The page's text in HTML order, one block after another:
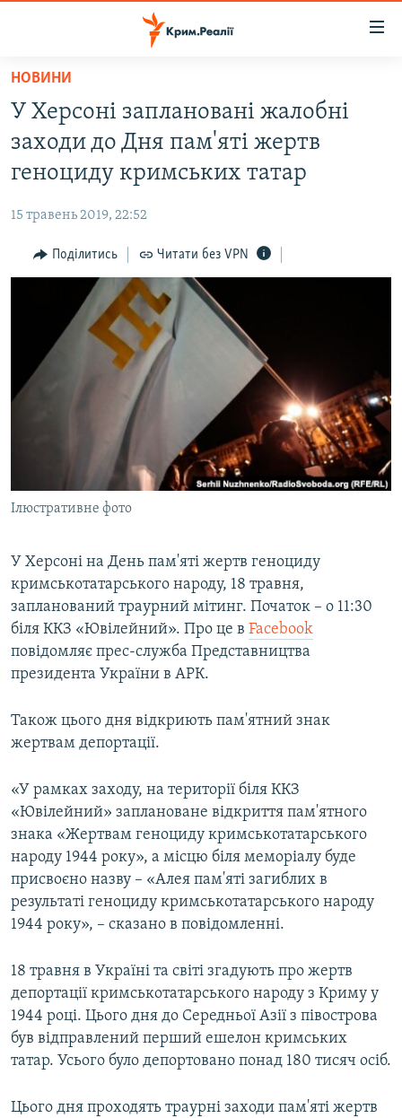
Перейти
основного
матеріалу
до
основної
навігації
Перейти
до
ВОДА.КРИМ
БЛОГИ
ПОГЛЯД
ВСЕ ЗА ДЕНЬ
СПЕЦПРОЕКТИ
ВІДЕОУРОКИ «ELIFBE»
СВІДЧЕННЯ ОКУПАЦІЇ
УКРАЇНСЬКА ПРОБЛЕМА КРИМУ
ІНФОГРАФІКА
ЯК ОБІЙТИ БЛОКУВАННЯ
ДОЛУЧАЙСЯ!
Усі сайти RFE/RL
НОВИНИ
У Херсоні заплановані жалобні
заходи до Дня пам'яті жертв
геноциду кримських татар
15 травень 2019, 22:52
Поділитись Читати без VPN
Ілюстративне фото
У Херсоні на День пам'яті жертв геноциду
кримськотатарського народу, 18 травня,
запланований траурний мітинг. Початок – о 11:30
біля ККЗ «Ювілейний». Про це в Facebook
повідомляє прес-служба Представництва
президента України в АРК.
Також цього дня відкриють пам'ятний знак
жертвам депортації.
«У рамках заходу, на території біля ККЗ
«Ювілейний» заплановане відкриття пам'ятного
знака «Жертвам геноциду кримськотатарського
народу 1944 року», а місцю біля меморіалу буде
присвоєно назву – «Алея пам'яті загиблих в
результаті геноциду кримськотатарського народу
1944 року», – сказано в повідомленні.
18 травня в Україні та світі згадують про жертв
депортації кримськотатарського народу з Криму у
1944 році. Цього дня до Середньої Азії з півострова
був відправлений перший ешелон кримських
татар. Усього було депортовано понад 180 тисяч осіб.
Цього дня проходять траурні заходи пам'яті жертв